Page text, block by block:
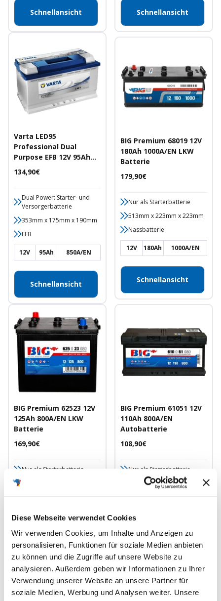
Diese Webseite verwendet Cookies
Wir verwenden Cookies, um Inhalte und Anzeigen zu
personalisieren, Funktionen für soziale Medien anbieten
zu können und die Zugriffe auf unsere Website zu
analysieren. Außerdem geben wir Informationen zu Ihrer
Verwendung unserer Website an unsere Partner für
soziale Medien, Werbung und Analysen weiter. Unsere
Schnellansicht Schnellansicht
Varta LED95
Professional Dual
Purpose EFB 12V 95Ah
850A/EN Starter- und
Versorgerbatterie
Angebotspreis
134,90€
Dual Power: Starter- und
Versorgerbatterie
353mm x 175mm x 190mm
EFB
12V 95Ah 850A/EN
Schnellansicht
BIG Premium 68019 12V
180Ah 1000A/EN LKW
Batterie
Angebotspreis
179,90€
Nur als Starterbatterie
513mm x 223mm x 223mm
Nassbatterie
12V 180Ah 1000A/EN
Schnellansicht
BIG Premium 62523 12V
125Ah 800A/EN LKW
Batterie
Angebotspreis
169,90€
Nur als Starterbatterie
12V 125Ah 800A/EN
Schnellansicht
BIG Premium 61051 12V
110Ah 800A/EN
Autobatterie
Angebotspreis
108,90€
Nur als Starterbatterie
391mm x 175mm x 190mm
12V
Schnellansicht